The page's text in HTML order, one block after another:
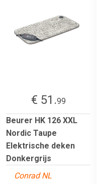
€ 51.99
Beurer HK 126 XXL
Nordic Taupe
Elektrische deken
Donkergrijs
Conrad NL